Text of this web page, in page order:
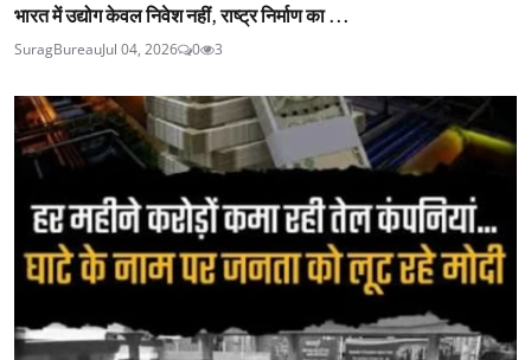
भारत में उद्योग केवल निवेश नहीं, राष्ट्र निर्माण का ...
SuragBureauJul 04, 2026 0 3